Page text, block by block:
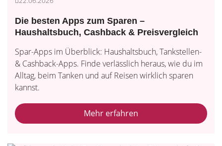
Die besten Apps zum Sparen –
Haushaltsbuch, Cashback & Preisvergleich
Spar-Apps im Überblick: Haushaltsbuch, Tankstellen-
& Cashback-Apps. Finde verlässlich heraus, wie du im
Alltag, beim Tanken und auf Reisen wirklich sparen
kannst.
Mehr erfahren